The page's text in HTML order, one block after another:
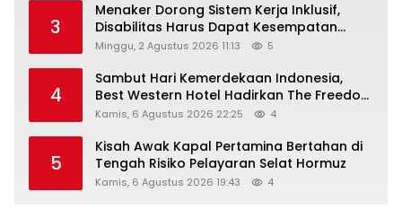
3
Menaker Dorong Sistem Kerja Inklusif,
Disabilitas Harus Dapat Kesempatan
Setara
Minggu, 2 Agustus 2026 11:13 5
4
Sambut Hari Kemerdekaan Indonesia,
Best Western Hotel Hadirkan The Freedom
Stay Diskon Hingga 45%
Kamis, 6 Agustus 2026 22:25 4
5
Kisah Awak Kapal Pertamina Bertahan di
Tengah Risiko Pelayaran Selat Hormuz
Kamis, 6 Agustus 2026 19:43 4